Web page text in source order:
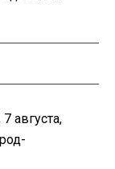
августа,